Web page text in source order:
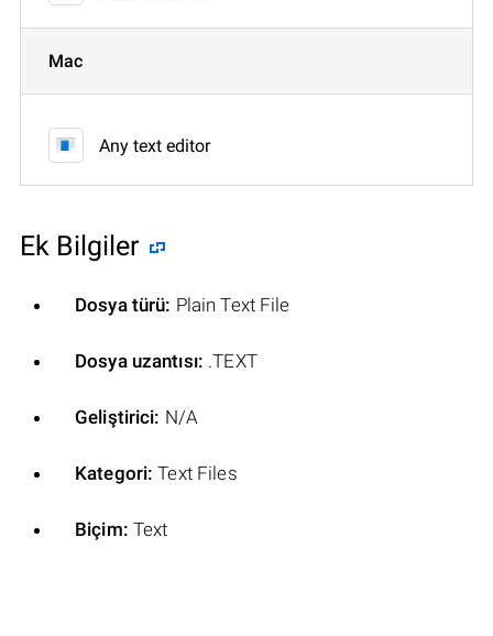
Mac
Any text editor
Ek Bilgiler
Dosya türü: Plain Text File
Dosya uzantısı: .TEXT
Geliştirici: N/A
Kategori: Text Files
Biçim: Text